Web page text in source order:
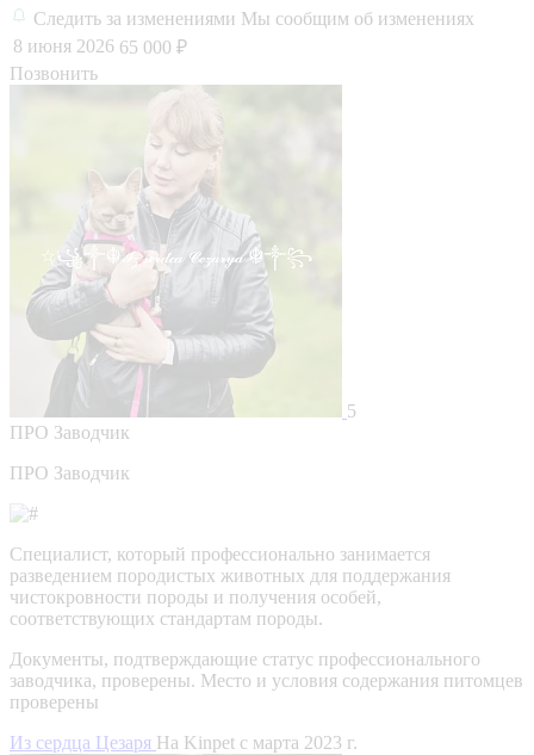
Следить за изменениями Мы сообщим об изменениях
8 июня 2026 65 000 ₽
Позвонить
5
ПРО Заводчик
ПРО Заводчик
Специалист, который профессионально занимается
разведением породистых животных для поддержания
чистокровности породы и получения особей,
соответствующих стандартам породы.
Документы, подтверждающие статус профессионального
заводчика, проверены. Место и условия содержания питомцев
проверены
Из сердца Цезаря На Kinpet c марта 2023 г.